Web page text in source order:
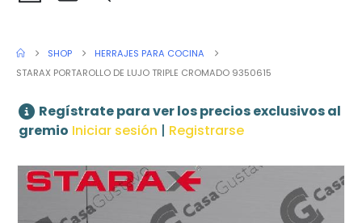
SHOP
HERRAJES PARA COCINA
STARAX PORTAROLLO DE LUJO TRIPLE CROMADO 9350615
Regístrate para ver los precios exclusivos al
gremio Iniciar sesión | Registrarse